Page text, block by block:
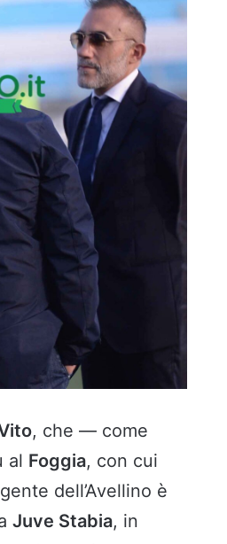
, che — come
al Foggia, con cui
dell’Avellino è
Juve Stabia, in